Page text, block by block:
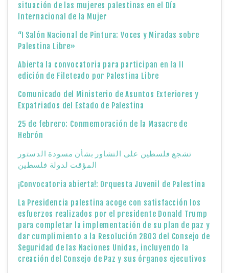
situación de las mujeres palestinas en el Día
Internacional de la Mujer
“I Salón Nacional de Pintura: Voces y Miradas sobre
Palestina Libre»
Abierta la convocatoria para participan en la II
edición de Fileteado por Palestina Libre
Comunicado del Ministerio de Asuntos Exteriores y
Expatriados del Estado de Palestina
25 de febrero: Conmemoración de la Masacre de
Hebrón
تشجع فلسطين على التشاور بشأن مسودة الدستور
المؤقت لدولة فلسطين
¡Convocatoria abierta!: Orquesta Juvenil de Palestina
La Presidencia palestina acoge con satisfacción los
esfuerzos realizados por el presidente Donald Trump
para completar la implementación de su plan de paz y
dar cumplimiento a la Resolución 2803 del Consejo de
Seguridad de las Naciones Unidas, incluyendo la
creación del Consejo de Paz y sus órganos ejecutivos